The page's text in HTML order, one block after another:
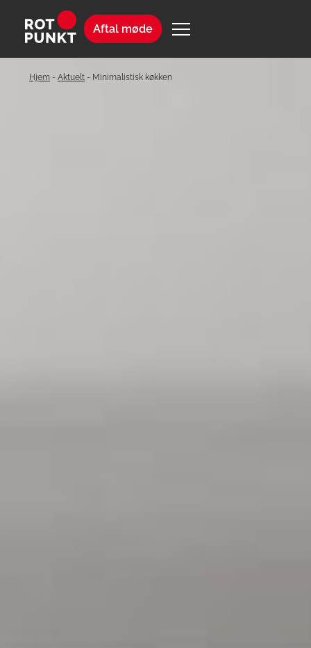
Aftal møde
Hjem - Aktuelt - Minimalistisk køkken